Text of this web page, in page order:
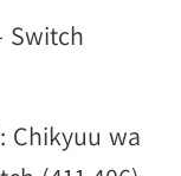
Switch
Chikyuu wa